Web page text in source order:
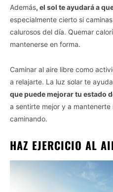
Además, el sol te ayudará a
especialmente cierto si
calurosos del día. Quemar
mantenerse en forma.
Caminar al aire libre como
a relajarte. La luz solar te
que puede mejorar tu estado
a sentirte mejor y a
caminando.
HAZ EJERCICIO AL